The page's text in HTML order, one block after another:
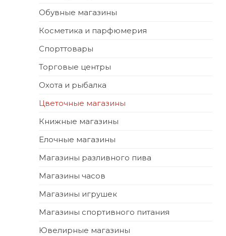
Обувные магазины
Косметика и парфюмерия
Спорттовары
Торговые центры
Охота и рыбалка
Цветочные магазины
Книжные магазины
Елочные магазины
Магазины разливного пива
Магазины часов
Магазины игрушек
Магазины спортивного питания
Ювелирные магазины